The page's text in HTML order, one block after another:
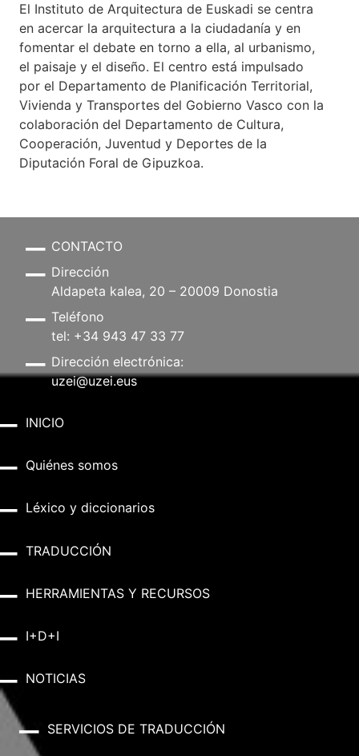
El Instituto de Arquitectura de Euskadi se centra
en acercar la arquitectura a la ciudadanía y en
fomentar el debate en torno a ella, al urbanismo,
el paisaje y el diseño. El centro está impulsado
por el Departamento de Planificación Territorial,
Vivienda y Transportes del Gobierno Vasco con la
colaboración del Departamento de Cultura,
Cooperación, Juventud y Deportes de la
Diputación Foral de Gipuzkoa.
CONTACTO
Dirección
Aldapeta kalea, 20 – 20009 Donostia
Teléfono
tel: +34 943 47 33 77
Dirección electrónica:
uzei@uzei.eus
INICIO
Quiénes somos
Léxico y diccionarios
TRADUCCIÓN
HERRAMIENTAS Y RECURSOS
I+D+I
NOTICIAS
SERVICIOS DE TRADUCCIÓN